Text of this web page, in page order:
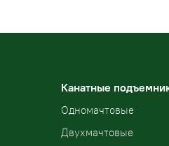
Канатные
Одномачтовые
Двухмачтовые